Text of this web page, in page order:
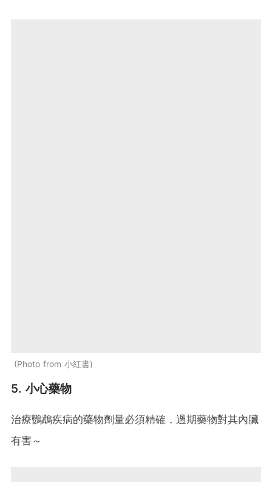
Photo from 小紅書
5. 小心藥物
治療鸚鵡疾病的藥物劑量必須精確，過期藥物對其內臟
有害～